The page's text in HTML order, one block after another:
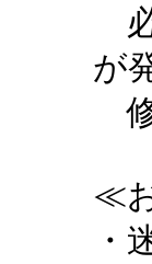
が
≪
・